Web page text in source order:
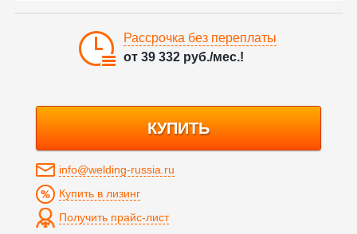
Рассрочка без переплаты
от 39 332 руб./мес.!
КУПИТЬ
info@welding-russia.ru
Купить в лизинг
Получить прайс-лист